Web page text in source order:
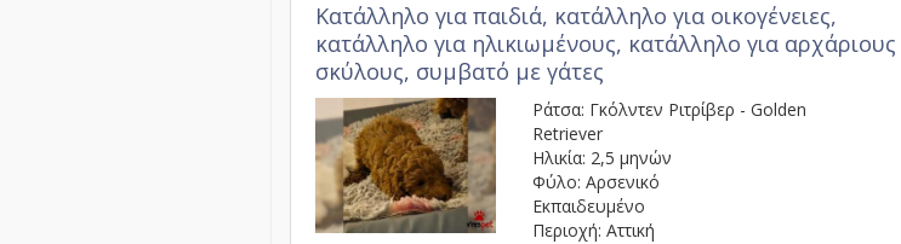
Κατάλληλο για παιδιά, κατάλληλο για οικογένειες,
κατάλληλο για ηλικιωμένους, κατάλληλο για αρχάριους
σκύλους, συμβατό με γάτες
Ράτσα: Γκόλντεν Ριτρίβερ - Golden
Retriever
Ηλικία: 2,5 μηνών
Φύλο: Αρσενικό
Εκπαιδευμένο
Περιοχή: Αττική